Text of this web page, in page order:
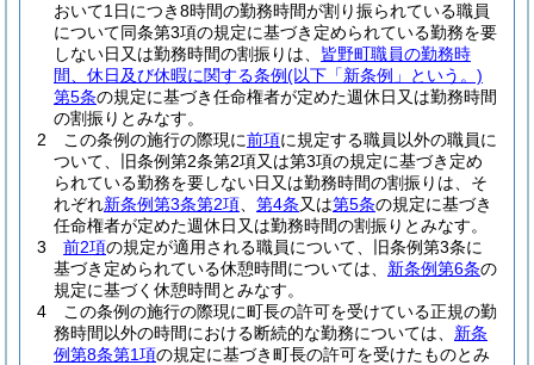
おいて1日につき8時間の勤務時間が割り振られている職員
について同条第3項の規定に基づき定められている勤務を要
しない日又は勤務時間の割振りは、 皆野町職員の勤務時
間、休日及び休暇に関する条例(以下「新条例」という。)
第5条の規定に基づき任命権者が定めた週休日又は勤務時間
の割振りとみなす。
2
この条例の施行の際現に前項に規定する職員以外の職員に
ついて、旧条例第2条第2項又は第3項の規定に基づき定め
られている勤務を要しない日又は勤務時間の割振りは、そ
れぞれ新条例第3条第2項 第4条又は第5条の規定に基づき
任命権者が定めた週休日又は勤務時間の割振りとみなす。
3
前2項の規定が適用される職員について、旧条例第3条に
基づき定められている休憩時間については、 新条例第6条の
規定に基づく休憩時間とみなす。
4
この条例の施行の際現に町長の許可を受けている正規の勤
務時間以外の時間における断続的な勤務については、 新条
例第8条第1項の規定に基づき町長の許可を受けたものとみ